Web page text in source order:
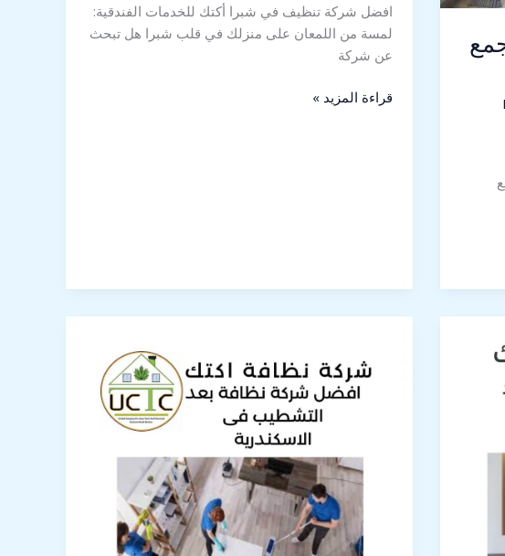
افضل شركة تنظيف في شبرا أكتك للخدمات الفندقية:
لمسة من اللمعان على منزلك في قلب شبرا هل تبحث
عن شركة
قراءة المزيد »
نظافة
الاسكندرية